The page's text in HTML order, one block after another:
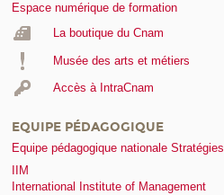
Espace numérique de formation
La boutique du Cnam
Musée des arts et métiers
Accès à IntraCnam
EQUIPE PÉDAGOGIQUE
Equipe pédagogique nationale Stratégies
IIM
International Institute of Management